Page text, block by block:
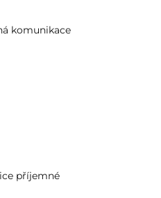
hvězdiček.
komunikace
hvězdiček.
hvězdiček.
příjemné